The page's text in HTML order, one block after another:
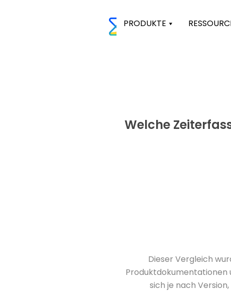
PRODUKTE
Welche
Dieser Vergleich
Produktdokumentationen
sich je nach